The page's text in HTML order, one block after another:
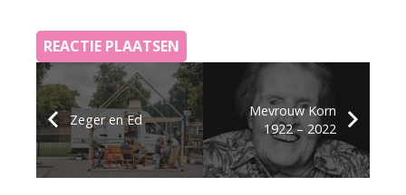
REACTIE PLAATSEN
Zeger en Ed
Mevrouw Korn
1922 – 2022